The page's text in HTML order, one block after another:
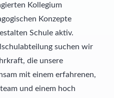
Kollegium
Konzepte
Schule aktiv.
suchen wir
die unsere
mit einem erfahrenen,
und einem hoch